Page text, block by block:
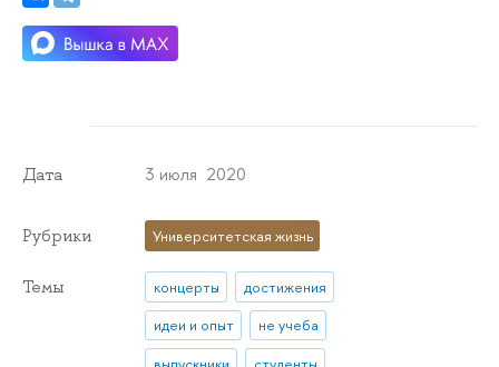
Дата 3 июля 2020
Рубрики Университетская жизнь
Темы концерты
достижения
идеи и опыт
не учеба